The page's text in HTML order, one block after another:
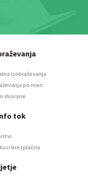
izobraževanja
po meri
dvorane
tok
brezplačno